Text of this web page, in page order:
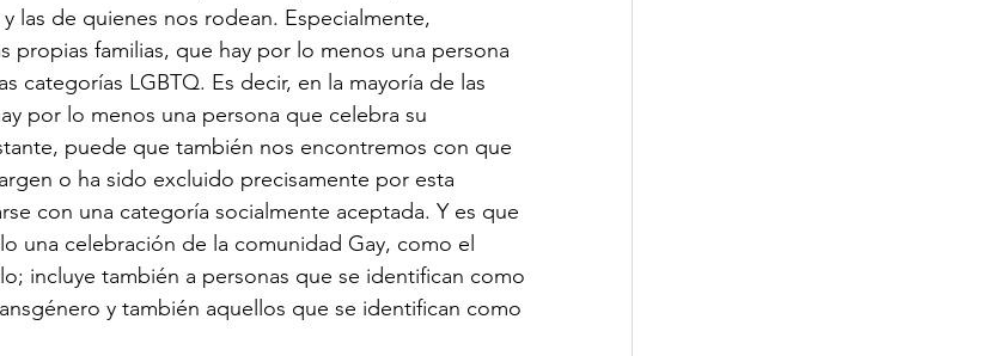
las de quienes nos rodean. Especialmente,
propias familias, que hay por lo menos una persona
categorías LGBTQ. Es decir, en la mayoría de las
por lo menos una persona que celebra su
puede que también nos encontremos con que
o ha sido excluido precisamente por esta
con una categoría socialmente aceptada. Y es que
una celebración de la comunidad Gay, como el
incluye también a personas que se identifican como
y también aquellos que se identifican como